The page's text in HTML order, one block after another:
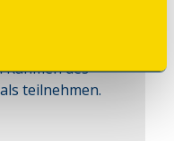
der
für alle, die
des
teilnehmen.